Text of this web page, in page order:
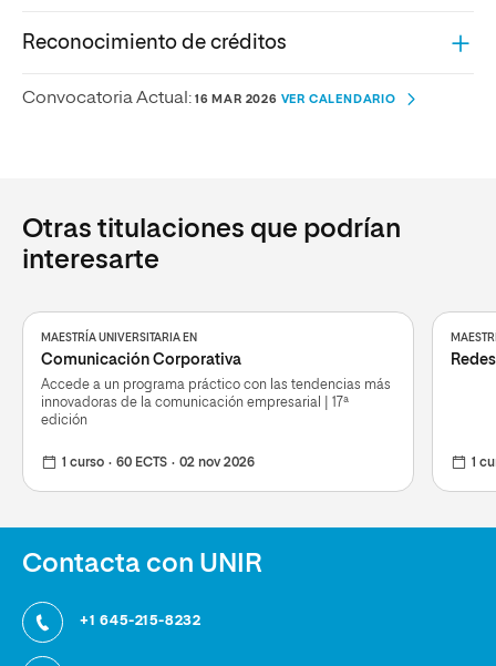
Reconocimiento de créditos
Convocatoria Actual: 16 MAR 2026 VER CALENDARIO
Otras titulaciones que podrían
interesarte
MAESTRÍA UNIVERSITARIA EN
Comunicación Corporativa
Accede a un programa práctico con las tendencias más
innovadoras de la comunicación empresarial | 17ª
edición
1 curso 60 ECTS 02 nov 2026 1
Contacta con UNIR
+1 645-215-8232